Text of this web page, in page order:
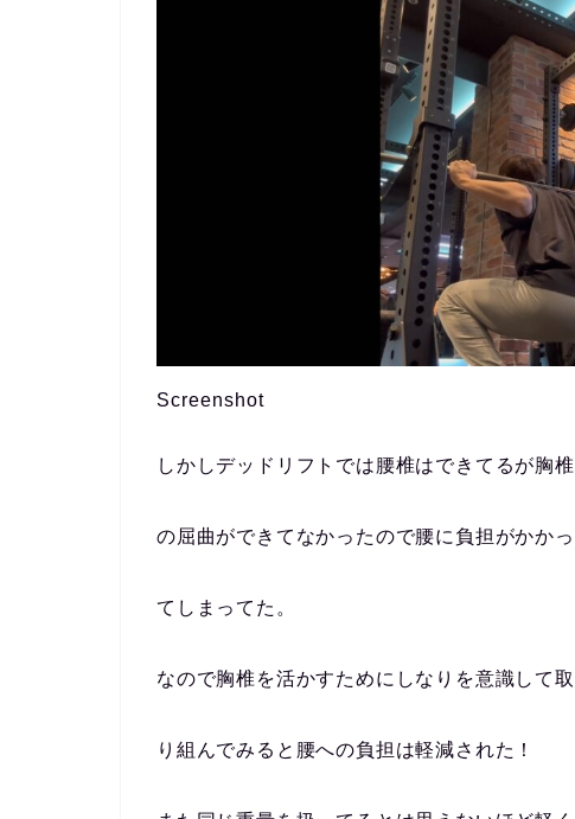
Screenshot
しかしデッドリフトでは腰椎はできてるが胸椎
の屈曲ができてなかったので腰に負担がかかっ
てしまってた。
なので胸椎を活かすためにしなりを意識して取
り組んでみると腰への負担は軽減された！